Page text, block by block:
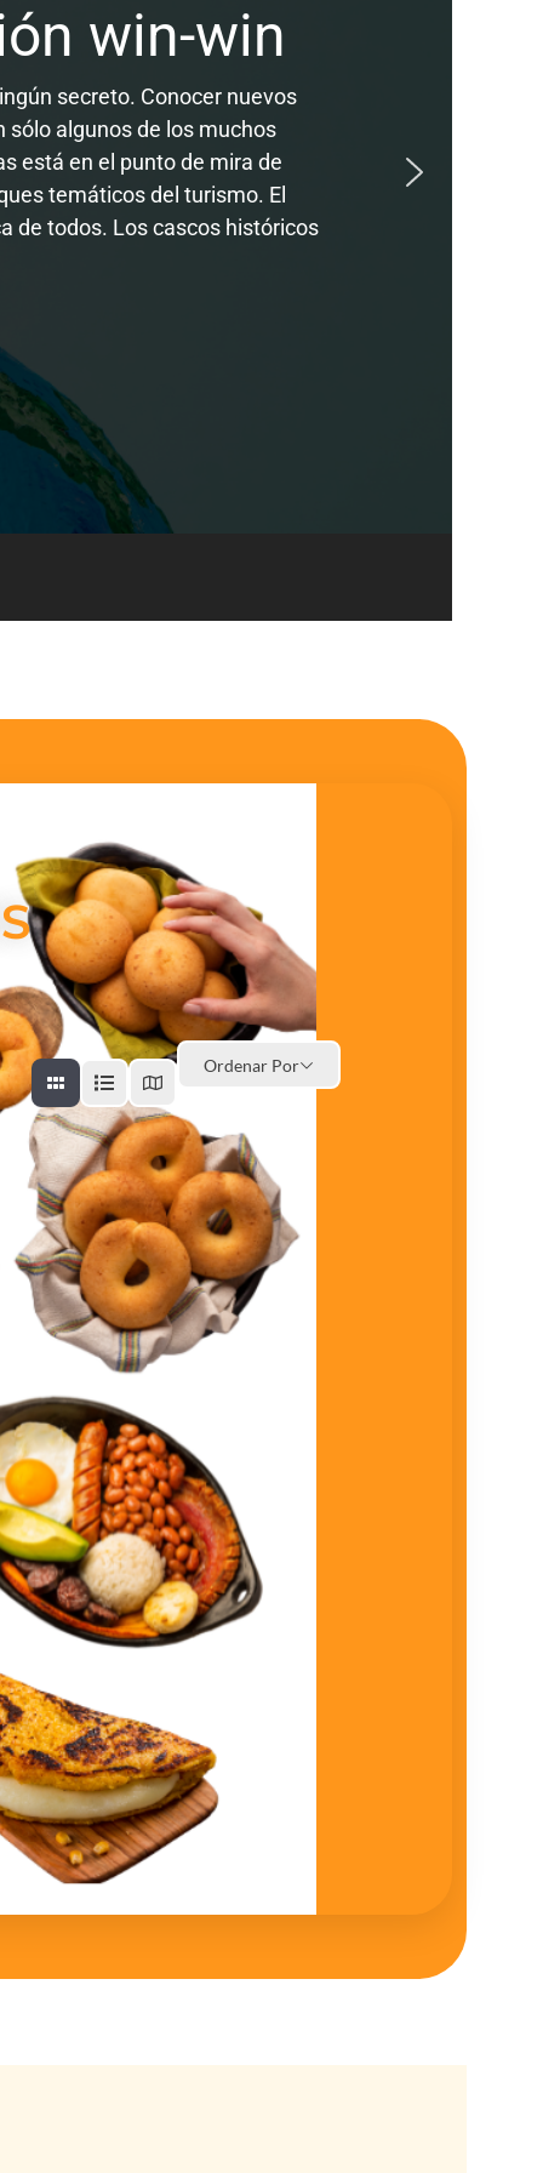
win-win
secreto. Conocer nuevos
algunos de los muchos
está en el punto de mira de
temáticos del turismo. El
de todos. Los cascos históricos
Ordenar Por